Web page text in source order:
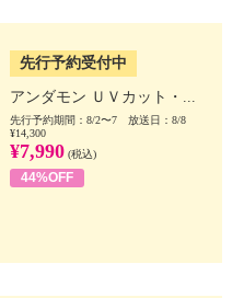
先行予約受付中
アンダモン ＵＶカット・...
先行予約期間：8/2〜7 放送日：8/8
¥14,300
¥7,990 (税込)
44%OFF